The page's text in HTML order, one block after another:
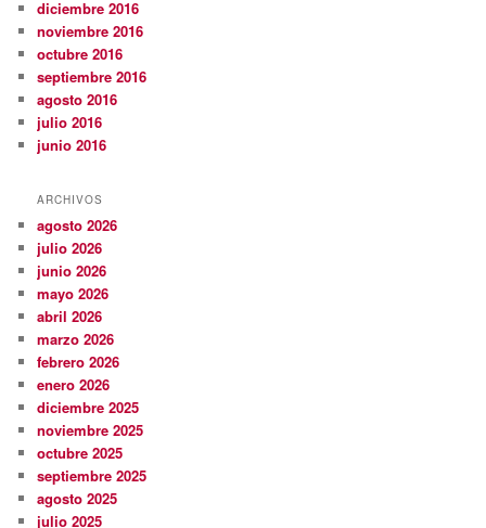
diciembre 2016
noviembre 2016
octubre 2016
septiembre 2016
agosto 2016
julio 2016
junio 2016
ARCHIVOS
agosto 2026
julio 2026
junio 2026
mayo 2026
abril 2026
marzo 2026
febrero 2026
enero 2026
diciembre 2025
noviembre 2025
octubre 2025
septiembre 2025
agosto 2025
julio 2025